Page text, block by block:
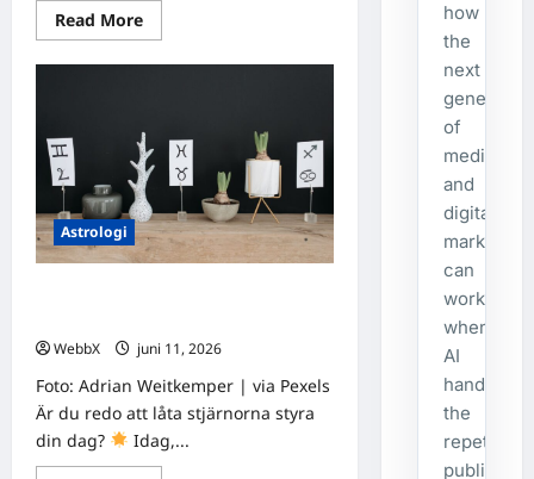
Read MoreRead
more
Födda
Astrologiska
insikter
från
fyra
traditioner
Astrologi
WebbX
juni 11, 2026
Foto: Adrian Weitkemper | via Pexels
Är du redo att låta stjärnorna styra
din dag?
Idag,...
how
the
next
generation
of
media
and
digital
marketing
can
work
when
AI
handles
the
repetitive
publishing